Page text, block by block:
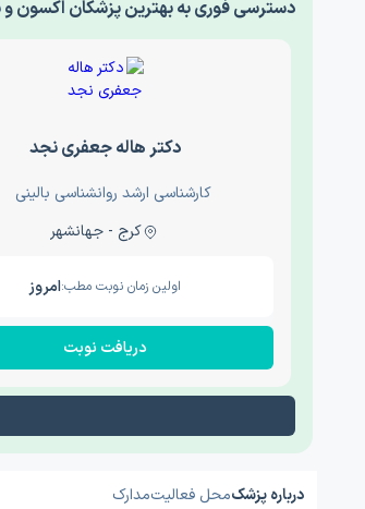
دکتر هاله جعفری نجد
کارشناسی ارشد روانشناسی بالینی
کرج - جهانشهر
اولین زمان نوبت مطب:امروز
دریافت نوبت
درباره پزشکمحل فعالیتمدارک